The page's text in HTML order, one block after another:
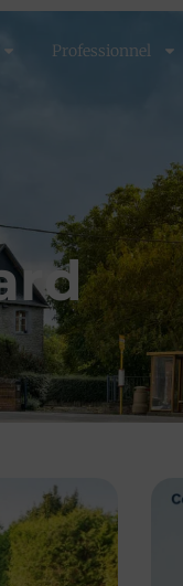
Professionnel